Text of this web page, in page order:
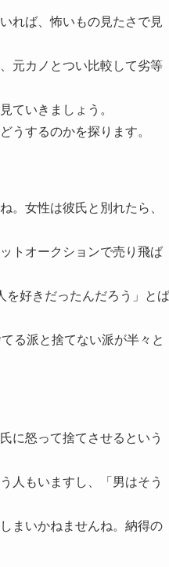
れば、怖いもの見たさで見
元カノとつい比較して劣等
ていきましょう。
うするのかを探ります。
。女性は彼氏と別れたら、
トオークションで売り飛ば
を好きだったんだろう」とば
る派と捨てない派が半々と
に怒って捨てさせるという
人もいますし、「男はそう
まいかねませんね。納得の